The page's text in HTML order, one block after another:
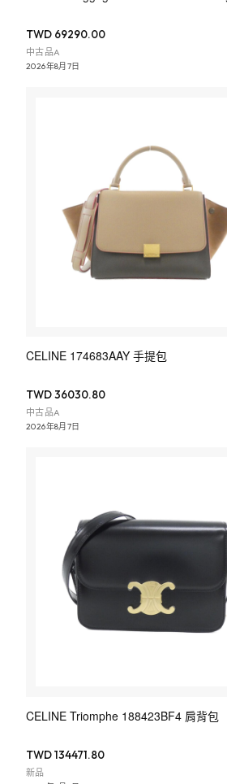
TWD 69290.00
中古品A
2026年8月7日
CELINE 174683AAY 手提包
TWD 36030.80
中古品A
2026年8月7日
CELINE Triomphe 188423BF4 肩背包
TWD 134471.80
新品